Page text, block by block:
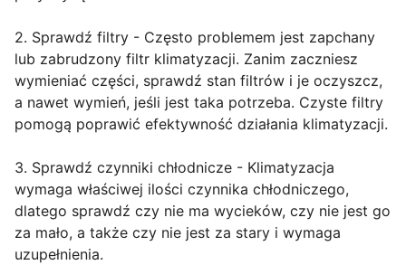
2. Sprawdź filtry - Często problemem jest zapchany
lub zabrudzony filtr klimatyzacji. Zanim zaczniesz
wymieniać części, sprawdź stan filtrów i je oczyszcz,
a nawet wymień, jeśli jest taka potrzeba. Czyste filtry
pomogą poprawić efektywność działania klimatyzacji.
3. Sprawdź czynniki chłodnicze - Klimatyzacja
wymaga właściwej ilości czynnika chłodniczego,
dlatego sprawdź czy nie ma wycieków, czy nie jest go
za mało, a także czy nie jest za stary i wymaga
uzupełnienia.